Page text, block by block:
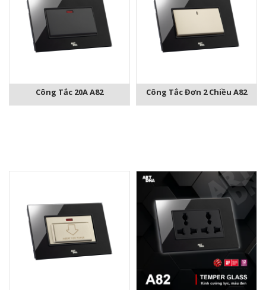
Công Tắc 20A A82 Công Tắc Đơn 2 Chiều A82